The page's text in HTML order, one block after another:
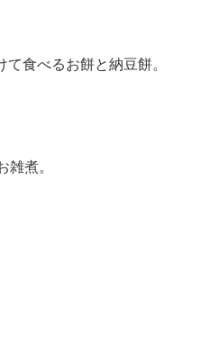
食べるお餅と納豆餅。
雑煮。